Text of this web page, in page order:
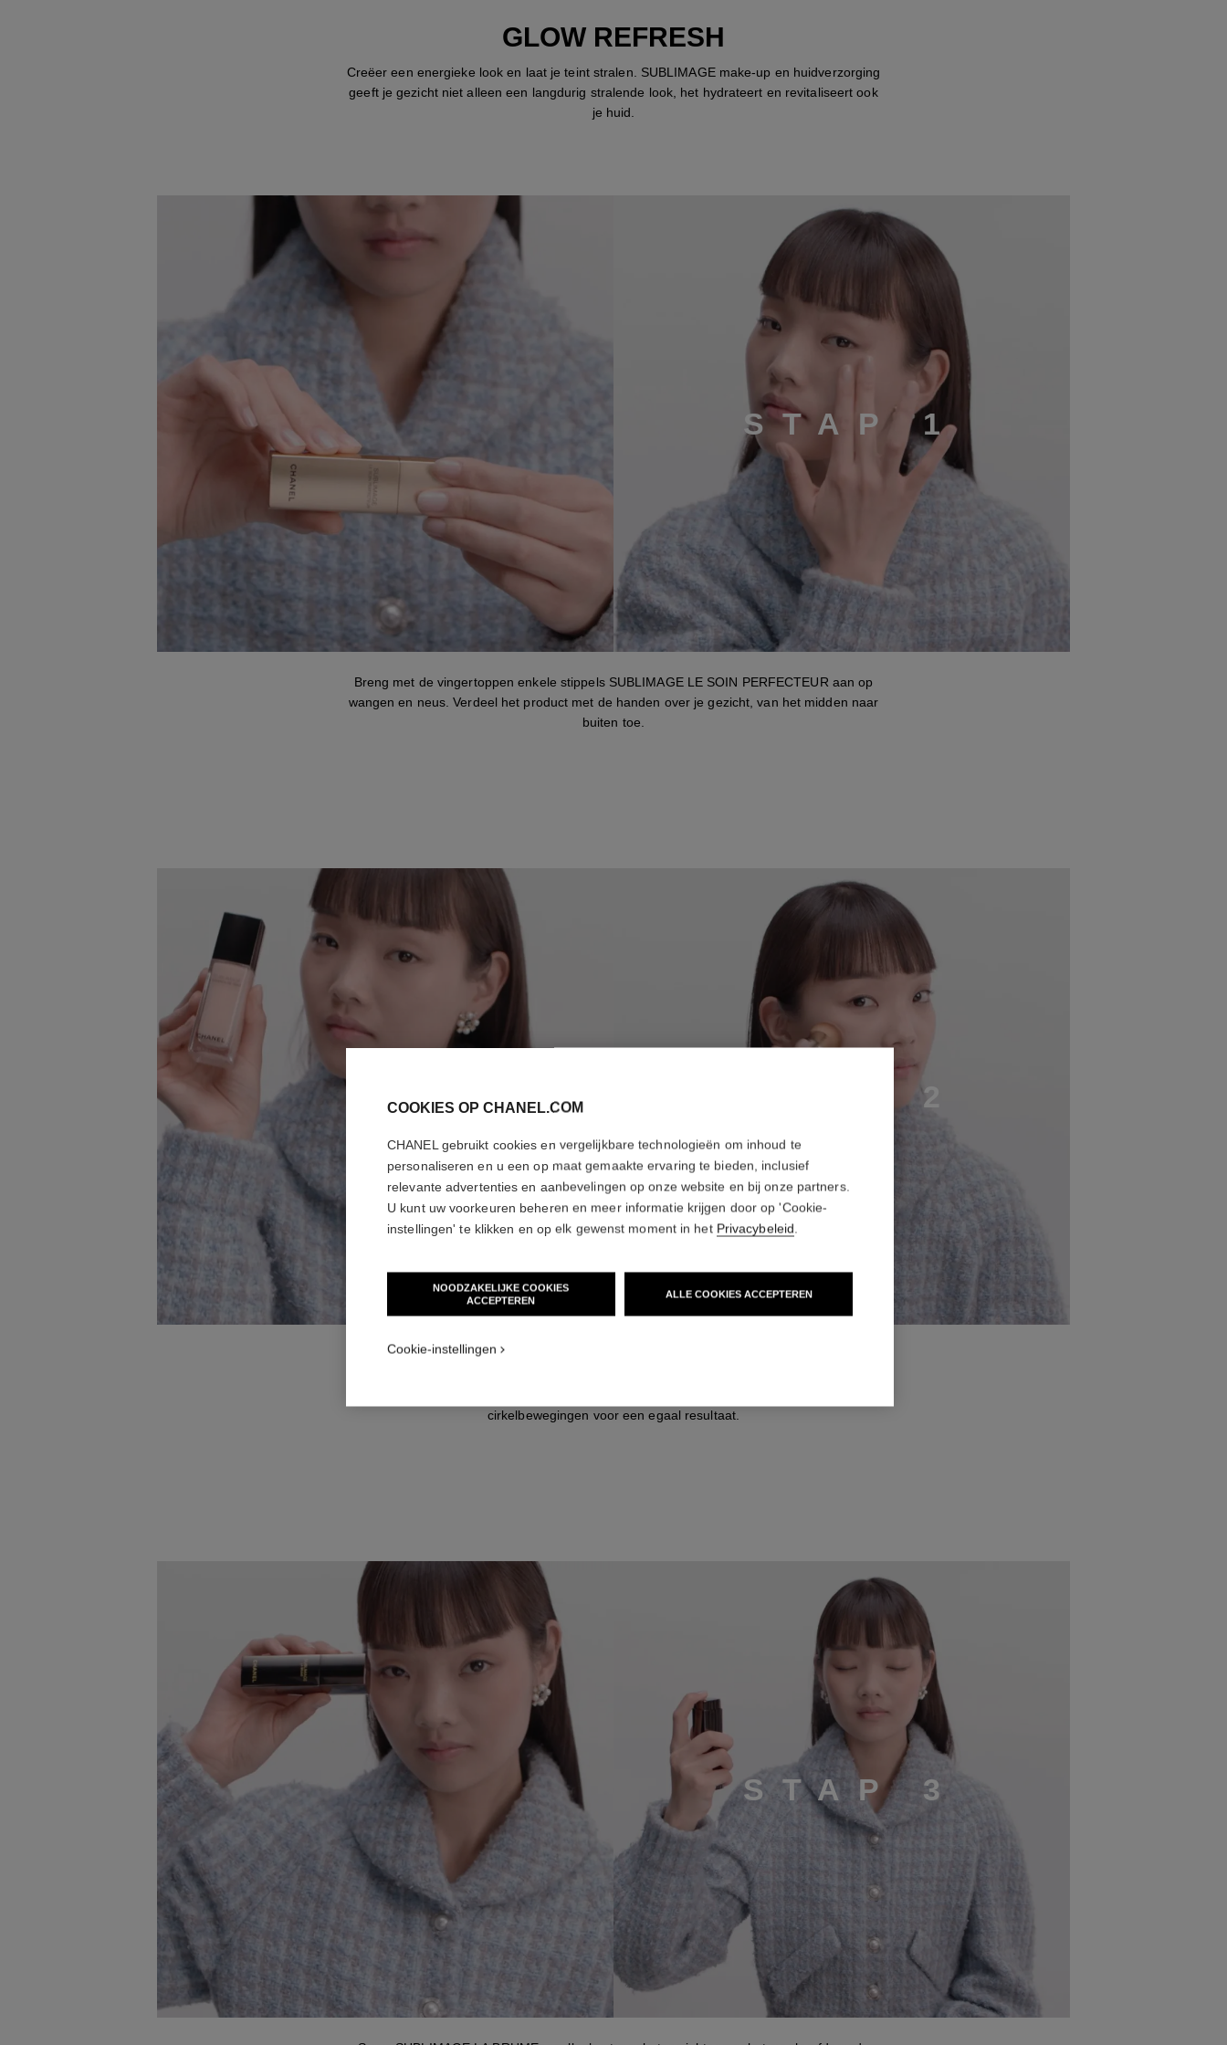
GLOW REFRESH
Creëer een energieke look en laat je teint stralen. SUBLIMAGE make-up en huidverzorging
geeft je gezicht niet alleen een langdurig stralende look, het hydrateert en revitaliseert ook
je huid.
ST A P 1
Breng met de vingertoppen enkele stippels SUBLIMAGE LE SOIN PERFECTEUR aan op
wangen en neus. Verdeel het product met de handen over je gezicht, van het midden naar
buiten toe.
2
Breng een druppel foundation aan boven op je hand en neem een kleine hoeveelheid
cirkelbewegingen voor een egaal resultaat.
STA P 3
COOKIES OP CHANEL.COM
CHANEL gebruikt cookies en vergelijkbare technologieën om inhoud te
personaliseren en u een op maat gemaakte ervaring te bieden, inclusief
relevante advertenties en aanbevelingen op onze website en bij onze partners.
U kunt uw voorkeuren beheren en meer informatie krijgen door op 'Cookie-
instellingen' te klikken en op elk gewenst moment in het Privacybeleid.
NOODZAKELIJKE COOKIES
ACCEPTEREN
ALLE COOKIES ACCEPTEREN
Cookie-instellingen